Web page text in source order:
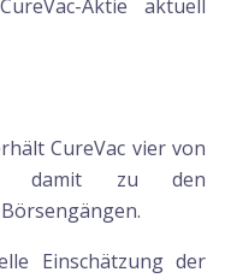
Aktie aktuell
CureVac vier von
damit zu den
Einschätzung der